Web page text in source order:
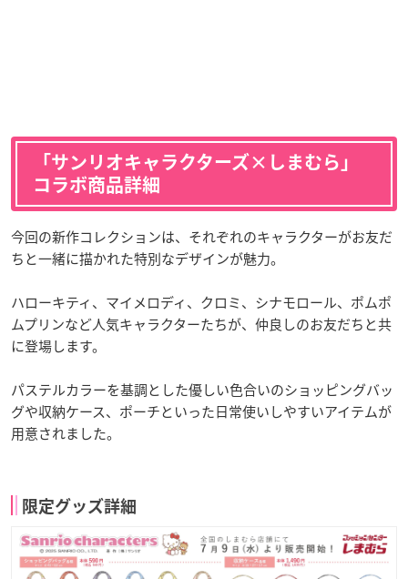
「サンリオキャラクターズ×しまむら」
コラボ商品詳細
今回の新作コレクションは、それぞれのキャラクターがお友だ
ちと一緒に描かれた特別なデザインが魅力。
ハローキティ、マイメロディ、クロミ、シナモロール、ポムポ
ムプリンなど人気キャラクターたちが、仲良しのお友だちと共
に登場します。
パステルカラーを基調とした優しい色合いのショッピングバッ
グや収納ケース、ポーチといった日常使いしやすいアイテムが
用意されました。
限定グッズ詳細